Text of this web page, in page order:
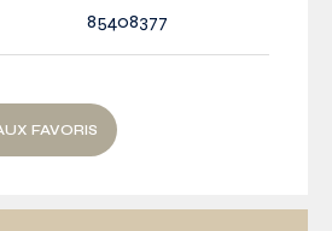
85408377
FAVORIS